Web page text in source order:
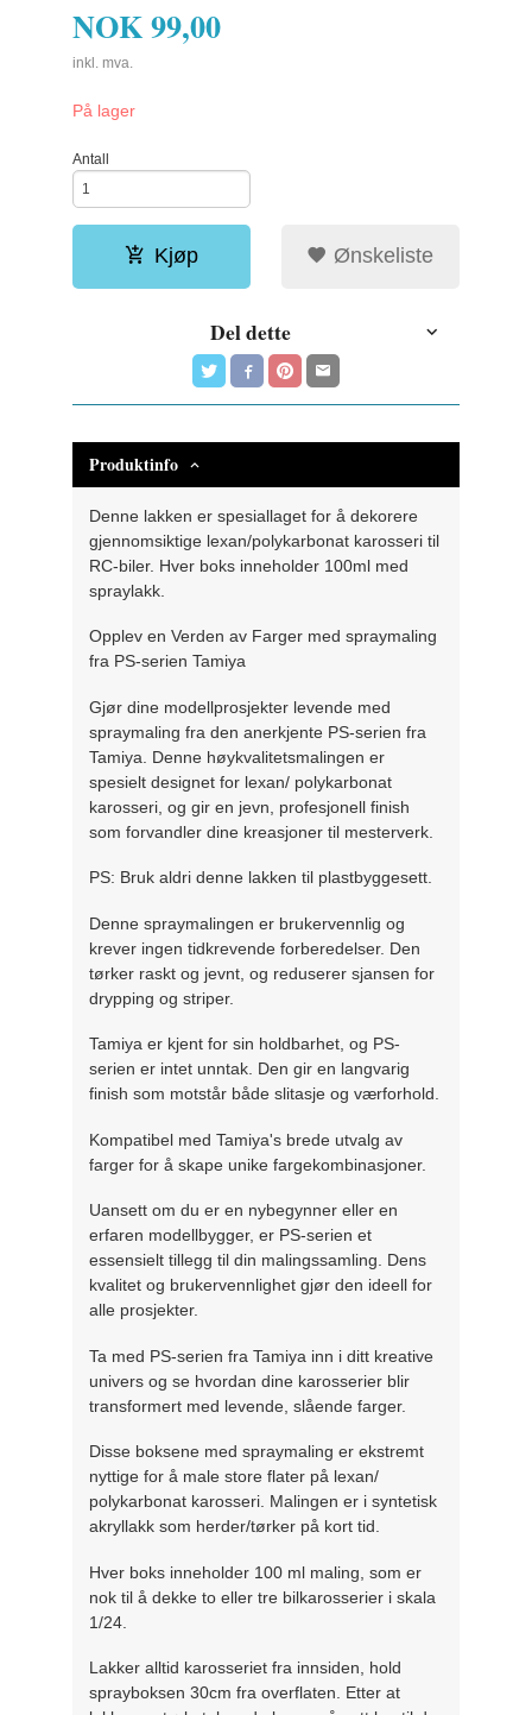
NOK99,00
inkl. mva.
På lager
Antall
Kjøp Ønskeliste
Del dette
Produktinfo
Denne lakken er spesiallaget for å dekorere
gjennomsiktige lexan/polykarbonat karosseri til
RC-biler. Hver boks inneholder 100ml med
spraylakk.
Opplev en Verden av Farger med spraymaling
fra PS-serien Tamiya
Gjør dine modellprosjekter levende med
spraymaling fra den anerkjente PS-serien fra
Tamiya. Denne høykvalitetsmalingen er
spesielt designet for lexan/ polykarbonat
karosseri, og gir en jevn, profesjonell finish
som forvandler dine kreasjoner til mesterverk.
PS: Bruk aldri denne lakken til plastbyggesett.
Denne spraymalingen er brukervennlig og
krever ingen tidkrevende forberedelser. Den
tørker raskt og jevnt, og reduserer sjansen for
drypping og striper.
Tamiya er kjent for sin holdbarhet, og PS-
serien er intet unntak. Den gir en langvarig
finish som motstår både slitasje og værforhold.
Kompatibel med Tamiya's brede utvalg av
farger for å skape unike fargekombinasjoner.
Uansett om du er en nybegynner eller en
erfaren modellbygger, er PS-serien et
essensielt tillegg til din malingssamling. Dens
kvalitet og brukervennlighet gjør den ideell for
alle prosjekter.
Ta med PS-serien fra Tamiya inn i ditt kreative
univers og se hvordan dine karosserier blir
transformert med levende, slående farger.
Disse boksene med spraymaling er ekstremt
nyttige for å male store flater på lexan/
polykarbonat karosseri. Malingen er i syntetisk
akryllakk som herder/tørker på kort tid.
Hver boks inneholder 100 ml maling, som er
nok til å dekke to eller tre bilkarosserier i skala
1/24.
Lakker alltid karosseriet fra innsiden, hold
sprayboksen 30cm fra overflaten. Etter at